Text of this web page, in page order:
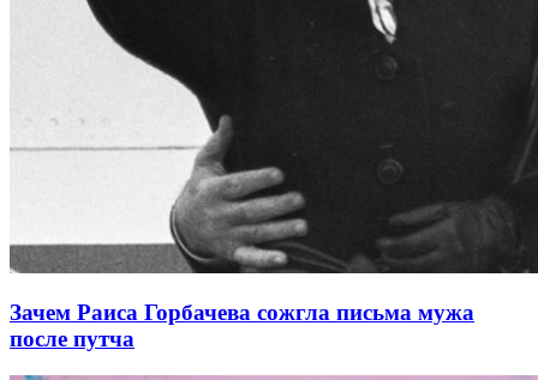
Зачем Раиса Горбачева сожгла письма мужа
после путча